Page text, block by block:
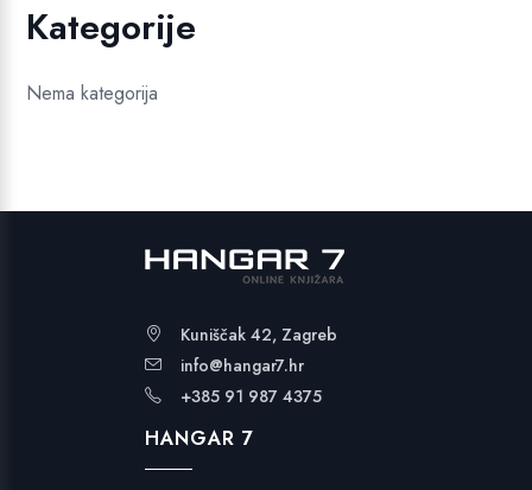
Kategorije
Nema kategorija
Kuniščak 42, Zagreb
info@hangar7.hr
+385 91 987 4375
HANGAR 7